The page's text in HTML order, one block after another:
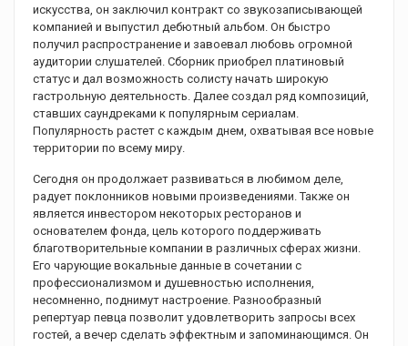
искусства, он заключил контракт со звукозаписывающей
компанией и выпустил дебютный альбом. Он быстро
получил распространение и завоевал любовь огромной
аудитории слушателей. Сборник приобрел платиновый
статус и дал возможность солисту начать широкую
гастрольную деятельность. Далее создал ряд композиций,
ставших саундреками к популярным сериалам.
Популярность растет с каждым днем, охватывая все новые
территории по всему миру.
Сегодня он продолжает развиваться в любимом деле,
радует поклонников новыми произведениями. Также он
является инвестором некоторых ресторанов и
основателем фонда, цель которого поддерживать
благотворительные компании в различных сферах жизни.
Его чарующие вокальные данные в сочетании с
профессионализмом и душевностью исполнения,
несомненно, поднимут настроение. Разнообразный
репертуар певца позволит удовлетворить запросы всех
гостей, а вечер сделать эффектным и запоминающимся. Он